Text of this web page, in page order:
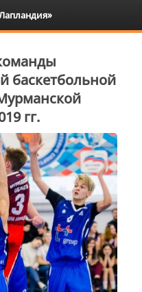
баскетбольной
гг.